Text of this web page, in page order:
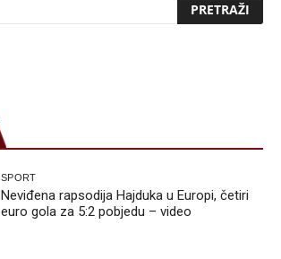
SPORT
Neviđena rapsodija Hajduka u Europi, četiri
euro gola za 5:2 pobjedu – video